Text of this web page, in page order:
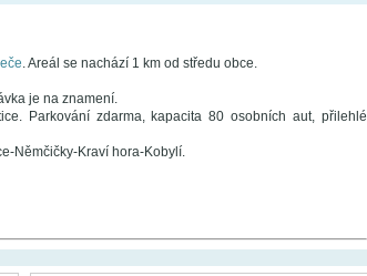
. Areál se nachází 1 km od středu obce.
je na znamení.
Parkování zdarma, kapacita 80 osobních aut, přilehlé
Němčičky-Kraví hora-Kobylí.